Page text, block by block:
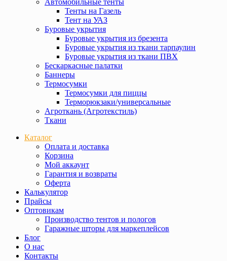
Автомобильные тенты
Тенты на Газель
Тент на УАЗ
Буровые укрытия
Буровые укрытия из брезента
Буровые укрытия из ткани тарпаулин
Буровые укрытия из ткани ПВХ
Бескаркасные палатки
Баннеры
Термосумки
Термосумки для пиццы
Терморюкзаки/универсальные
Агроткань (Агротекстиль)
Ткани
Каталог
Оплата и доставка
Корзина
Мой аккаунт
Гарантия и возвраты
Оферта
Калькулятор
Прайсы
Оптовикам
Производство тентов и пологов
Гаражные шторы для маркеплейсов
Блог
О нас
Контакты